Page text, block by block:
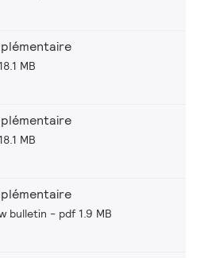
MB
MB
bulletin pdf 1.9 MB